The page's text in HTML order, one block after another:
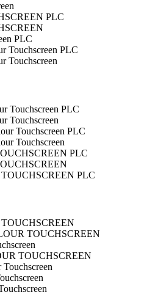
PLC
PLC
Touchscreen PLC
Touchscreen
Touchscreen PLC
Touchscreen
Touchscreen PLC
Touchscreen
PLC
PLC
TOUCHSCREEN
TOUCHSCREEN